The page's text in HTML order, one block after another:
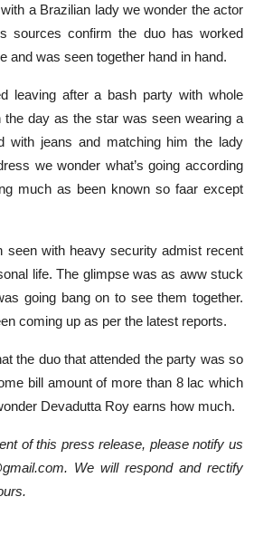
a Brazilian lady we wonder the actor
sources confirm the duo has worked
and was seen together hand in hand.
leaving after a bash party with whole
the day as the star was seen wearing a
with jeans and matching him the lady
we wonder what’s going according
much as been known so faar except
seen with heavy security admist recent
life. The glimpse was as aww stuck
going bang on to see them together.
coming up as per the latest reports.
the duo that attended the party was so
bill amount of more than 8 lac which
Devadutta Roy earns how much.
of this press release, please notify us
We will respond and rectify